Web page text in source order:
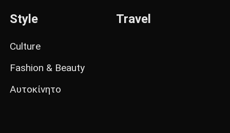
Style
Culture
Fashion & Beauty
Αυτοκίνητο
Travel